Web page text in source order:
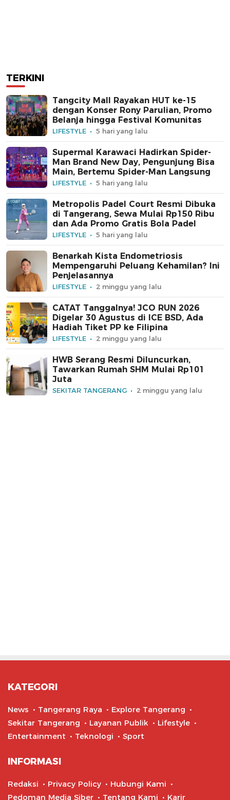
TERKINI
Tangcity Mall Rayakan HUT ke-15
dengan Konser Rony Parulian, Promo
Belanja hingga Festival Komunitas
LIFESTYLE 5 hari yang lalu
Supermal Karawaci Hadirkan Spider-
Man Brand New Day, Pengunjung Bisa
Main, Bertemu Spider-Man Langsung
LIFESTYLE 5 hari yang lalu
Metropolis Padel Court Resmi Dibuka
di Tangerang, Sewa Mulai Rp150 Ribu
dan Ada Promo Gratis Bola Padel
LIFESTYLE 5 hari yang lalu
Benarkah Kista Endometriosis
Mempengaruhi Peluang Kehamilan? Ini
Penjelasannya
LIFESTYLE 2 minggu yang lalu
CATAT Tanggalnya! JCO RUN 2026
Digelar 30 Agustus di ICE BSD, Ada
Hadiah Tiket PP ke Filipina
LIFESTYLE 2 minggu yang lalu
HWB Serang Resmi Diluncurkan,
Tawarkan Rumah SHM Mulai Rp101
Juta
SEKITAR TANGERANG 2 minggu yang lalu
KATEGORI
News Tangerang Raya
Explore Tangerang
Sekitar Tangerang
Layanan Publik
Lifestyle
Entertainment
Teknologi Sport
INFORMASI
Redaksi Privacy Policy
Hubungi Kami
Pedoman Media Siber
Tentang Kami Karir